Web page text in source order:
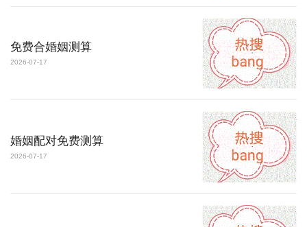
免费合婚姻测算
2026-07-17
婚姻配对免费测算
2026-07-17